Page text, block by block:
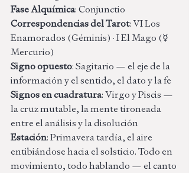
Fase Alquímica: Conjunctio
Correspondencias del Tarot: VI Los
Enamorados (Géminis) · I El Mago (☿
Mercurio)
Signo opuesto: Sagitario — el eje de la
información y el sentido, el dato y la fe
Signos en cuadratura: Virgo y Piscis —
la cruz mutable, la mente tironeada
entre el análisis y la disolución
Estación: Primavera tardía, el aire
entibiándose hacia el solsticio. Todo en
movimiento, todo hablando — el canto